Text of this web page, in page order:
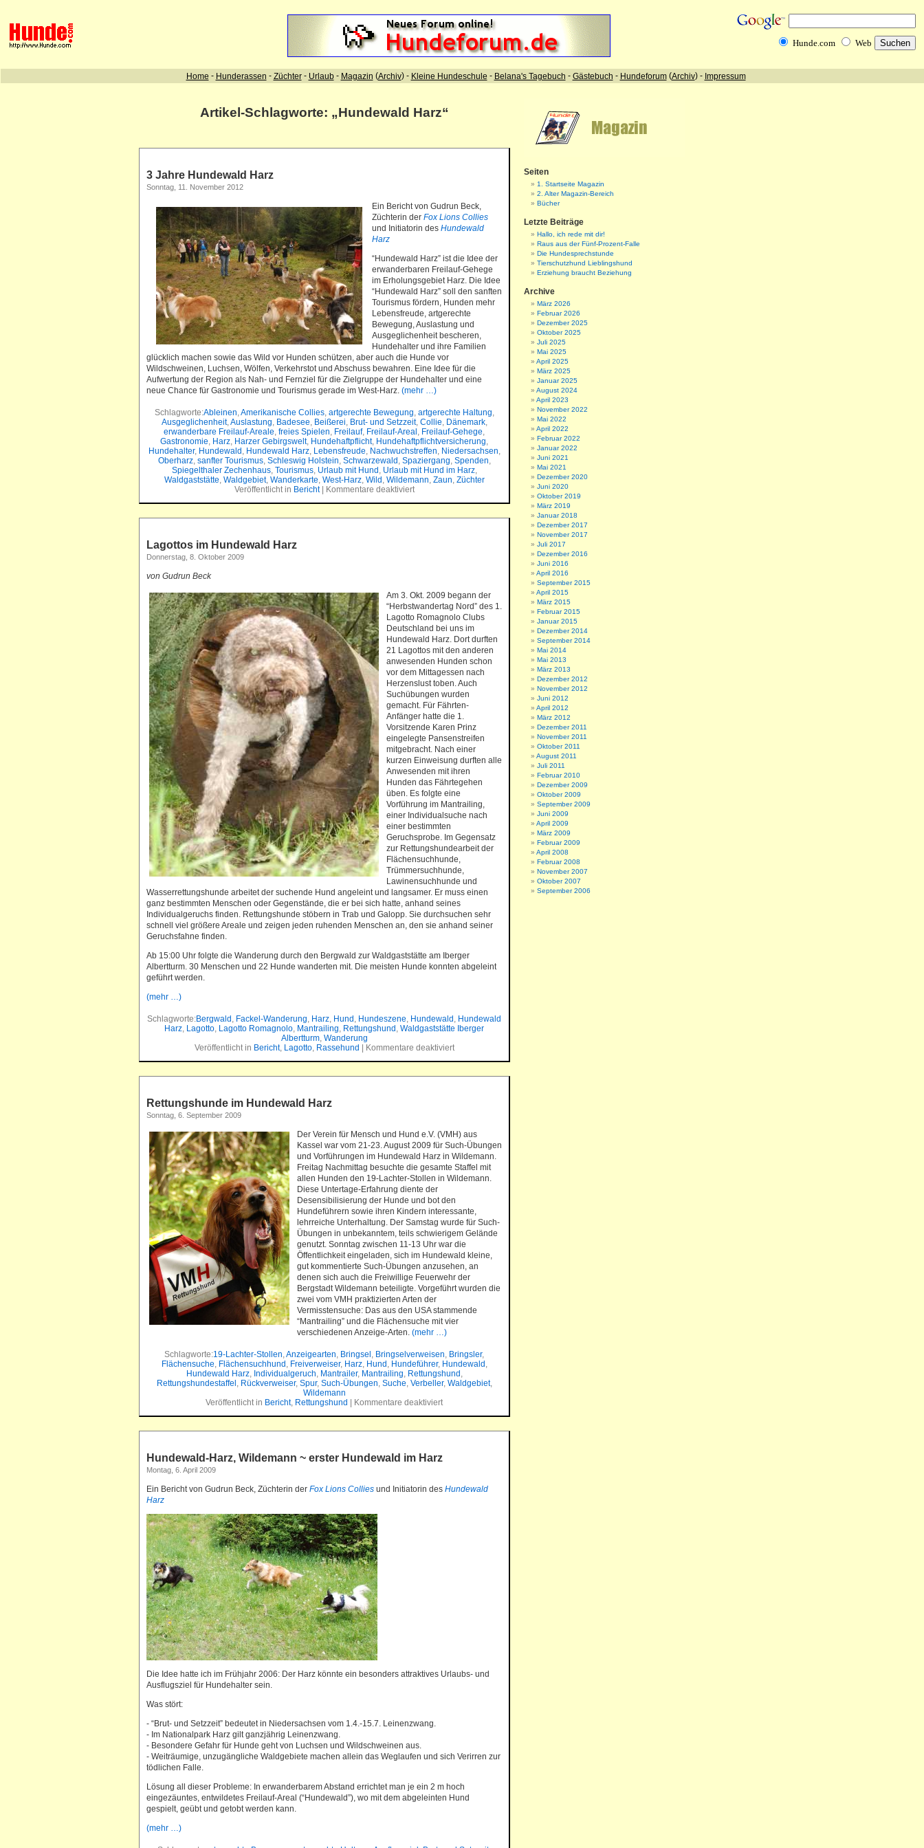
Artikel-Schlagworte: „Hundewald Harz“
3 Jahre Hundewald Harz
Sonntag, 11. November 2012
Ein Bericht von Gudrun Beck,
Züchterin der Fox Lions Collies
und Initiatorin des Hundewald
Harz
“Hundewald Harz” ist die Idee der
erwanderbaren Freilauf-Gehege
im Erholungsgebiet Harz. Die Idee
“Hundewald Harz” soll den sanften
Tourismus fördern, Hunden mehr
Lebensfreude, artgerechte
Bewegung, Auslastung und
Ausgeglichenheit bescheren,
Hundehalter und ihre Familien
glücklich machen sowie das Wild vor Hunden schützen, aber auch die Hunde vor
Wildschweinen, Luchsen, Wölfen, Verkehrstot und Abschuss bewahren. Eine Idee für die
Aufwertung der Region als Nah- und Fernziel für die Zielgruppe der Hundehalter und eine
neue Chance für Gastronomie und Tourismus gerade im West-Harz. (mehr …)
Schlagworte:Ableinen,Amerikanische Collies, artgerechte Bewegung, artgerechte Haltung,
Ausgeglichenheit,Auslastung, Badesee, Beißerei, Brut- und Setzzeit, Collie, Dänemark,
erwanderbare Freilauf-Areale, freies Spielen, Freilauf, Freilauf-Areal , Freilauf-Gehege,
Gastronomie, Harz, Harzer Gebirgswelt, Hundehaftpflicht, Hundehaftpflichtversicherung,
Hundehalter, Hundewald , Hundewald Harz, Lebensfreude, Nachwuchstreffen, Niedersachsen,
Oberharz, sanfter Tourismus, Schleswig Holstein, Schwarzewald , Spaziergang, Spenden,
Spiegelthaler Zechenhaus, Tourismus, Urlaub mit Hund , Urlaub mit Hund im Harz,
Waldgaststätte, Waldgebiet, Wanderkarte, West-Harz, Wild , Wildemann, Zaun, Züchter
Veröffentlicht in Bericht| Kommentare deaktiviert
Lagottos im Hundewald Harz
Donnerstag, 8. Oktober 2009
von Gudrun Beck
Am 3. Okt. 2009 begann der
“Herbstwandertag Nord” des 1.
Lagotto Romagnolo Clubs
Deutschland bei uns im
Hundewald Harz. Dort durften
21 Lagottos mit den anderen
anwesenden Hunden schon
vor dem Mittagessen nach
Herzenslust toben. Auch
Suchübungen wurden
gemacht. Für Fährten-
Anfänger hatte die 1.
Vorsitzende Karen Prinz
eingelegte Pansenstreifen
mitgebracht. Nach einer
kurzen Einweisung durften alle
Anwesenden mit ihren
Hunden das Fährtegehen
üben. Es folgte eine
Vorführung im Mantrailing,
einer Individualsuche nach
einer bestimmten
Geruchsprobe. Im Gegensatz
zur Rettungshundearbeit der
Flächensuchhunde,
Trümmersuchhunde,
Lawinensuchhunde und
Wasserrettungshunde arbeitet der suchende Hund angeleint und langsamer. Er muss einen
ganz bestimmten Menschen oder Gegenstände, die er bei sich hatte, anhand seines
Individualgeruchs finden. Rettungshunde stöbern in Trab und Galopp. Sie durchsuchen sehr
schnell viel größere Areale und zeigen jeden ruhenden Menschen an, den sie anhand seiner
Geruchsfahne finden.
Ab 15:00 Uhr folgte die Wanderung durch den Bergwald zur Waldgaststätte am Iberger
Albertturm. 30 Menschen und 22 Hunde wanderten mit. Die meisten Hunde konnten abgeleint
geführt werden.
(mehr …)
Schlagworte:Bergwald , Fackel-Wanderung, Harz, Hund , Hundeszene, Hundewald , Hundewald
Harz, Lagotto, Lagotto Romagnolo, Mantrailing, Rettungshund , Waldgaststätte Iberger
Albertturm, Wanderung
Veröffentlicht in Bericht, Lagotto, Rassehund Kommentare deaktiviert
Rettungshunde im Hundewald Harz
Sonntag, 6. September 2009
Der Verein für Mensch und Hund e.V. (VMH) aus
Kassel war vom 21-23. August 2009 für Such-Übungen
und Vorführungen im Hundewald Harz in Wildemann.
Freitag Nachmittag besuchte die gesamte Staffel mit
allen Hunden den 19-Lachter-Stollen in Wildemann.
Diese Untertage-Erfahrung diente der
Desensibilisierung der Hunde und bot den
Hundeführern sowie ihren Kindern interessante,
lehrreiche Unterhaltung. Der Samstag wurde für Such-
Übungen in unbekanntem, teils schwierigem Gelände
genutzt. Sonntag zwischen 11-13 Uhr war die
Öffentlichkeit eingeladen, sich im Hundewald kleine,
gut kommentierte Such-Übungen anzusehen, an
denen sich auch die Freiwillige Feuerwehr der
Bergstadt Wildemann beteiligte. Vorgeführt wurden die
zwei vom VMH praktizierten Arten der
Vermisstensuche: Das aus den USA stammende
“Mantrailing” und die Flächensuche mit vier
verschiedenen Anzeige-Arten. (mehr …)
Schlagworte:19-Lachter-Stollen,Anzeigearten, Bringsel , Bringselverweisen, Bringsler,
Flächensuche, Flächensuchhund , Freiverweiser, Harz, Hund , Hundeführer, Hundewald ,
Hundewald Harz, Individualgeruch, Mantrailer, Mantrailing, Rettungshund ,
Rettungshundestaffel , Rückverweiser, Spur, Such-Übungen, Suche, Verbeller, Waldgebiet,
Wildemann
Veröffentlicht in Bericht, Rettungshund Kommentare deaktiviert
Hundewald-Harz, Wildemann ~ erster Hundewald im Harz
Montag, 6. April 2009
Ein Bericht von Gudrun Beck, Züchterin der Fox Lions Collies und Initiatorin des Hundewald
Harz
Die Idee hatte ich im Frühjahr 2006: Der Harz könnte ein besonders attraktives Urlaubs- und
Ausflugsziel für Hundehalter sein.
Was stört:
- “Brut- und Setzzeit” bedeutet in Niedersachsen vom 1.4.-15.7. Leinenzwang.
- Im Nationalpark Harz gilt ganzjährig Leinenzwang.
- Besondere Gefahr für Hunde geht von Luchsen und Wildschweinen aus.
- Weiträumige, unzugängliche Waldgebiete machen allein das Weglaufen und sich Verirren zur
tödlichen Falle.
Lösung all dieser Probleme: In erwanderbarem Abstand errichtet man je ein 2 m hoch
eingezäuntes, entwildetes Freilauf-Areal (“Hundewald”), wo mit dem abgeleinten Hund
gespielt, geübt und getobt werden kann.
(mehr …)
Seiten
1. Startseite Magazin
2. Alter Magazin-Bereich
Bücher
Letzte Beiträge
Hallo, ich rede mit dir!
Raus aus der Fünf-Prozent-Falle
Die Hundesprechstunde
Tierschutzhund Lieblingshund
Erziehung braucht Beziehung
Archive
März 2026
Februar 2026
Dezember 2025
Oktober 2025
Juli 2025
Mai 2025
April 2025
März 2025
Januar 2025
August 2024
April 2023
November 2022
Mai 2022
April 2022
Februar 2022
Januar 2022
Juni 2021
Mai 2021
Dezember 2020
Juni 2020
Oktober 2019
März 2019
Januar 2018
Dezember 2017
November 2017
Juli 2017
Dezember 2016
Juni 2016
April 2016
September 2015
April 2015
März 2015
Februar 2015
Januar 2015
Dezember 2014
September 2014
Mai 2014
Mai 2013
März 2013
Dezember 2012
November 2012
Juni 2012
April 2012
März 2012
Dezember 2011
November 2011
Oktober 2011
August 2011
Juli 2011
Februar 2010
Dezember 2009
Oktober 2009
September 2009
Juni 2009
April 2009
März 2009
Februar 2009
April 2008
Februar 2008
November 2007
Oktober 2007
September 2006